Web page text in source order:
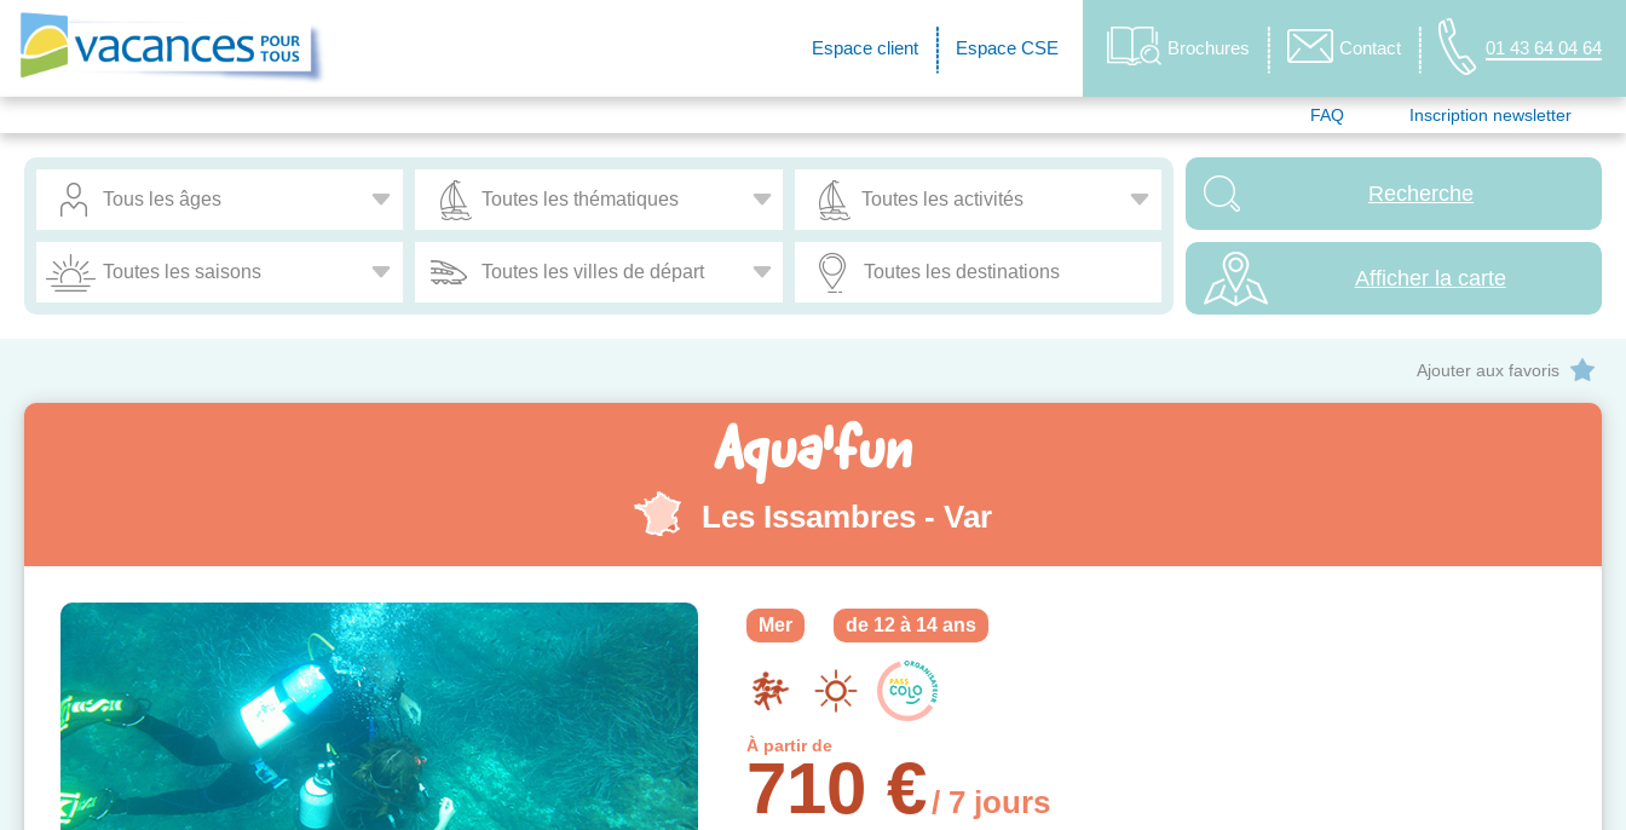
Espace client Espace CSE Brochures Contact 01 43 64 04 64
FAQ Inscription newsletter
Afficher la carte
Ajouter aux favoris
Aqua'fun
Les Issambres - Var
Mer de 12 à 14 ans
À partir de
710 €/ 7 jours